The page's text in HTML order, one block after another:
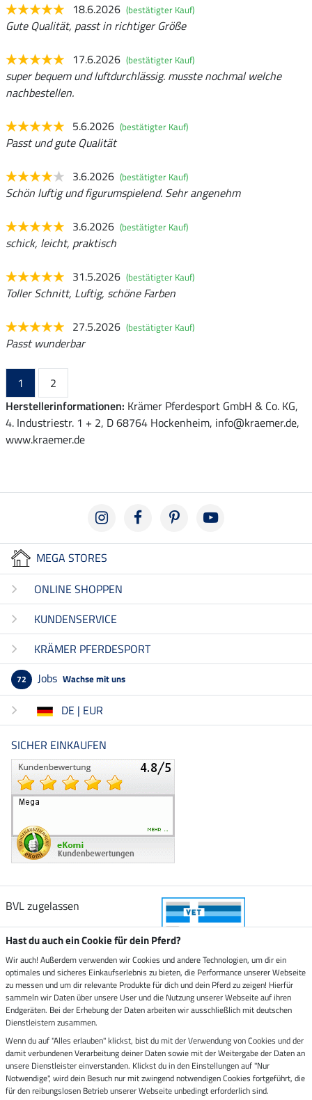
18.6.2026 (bestätigter Kauf)
Gute Qualität, passt in richtiger Größe
17.6.2026 (bestätigter Kauf)
super bequem und luftdurchlässig. musste nochmal welche
nachbestellen.
5.6.2026 (bestätigter Kauf)
Passt und gute Qualität
3.6.2026 (bestätigter Kauf)
Schön luftig und figurumspielend. Sehr angenehm
3.6.2026 (bestätigter Kauf)
schick, leicht, praktisch
31.5.2026 (bestätigter Kauf)
Toller Schnitt, Luftig, schöne Farben
27.5.2026 (bestätigter Kauf)
Passt wunderbar
1
2
Herstellerinformationen: Krämer Pferdesport GmbH & Co. KG,
4. Industriestr. 1 + 2, D 68764 Hockenheim, info@kraemer.de,
www.kraemer.de
MEGA STORES
ONLINE SHOPPEN
KUNDENSERVICE
KRÄMER PFERDESPORT
72 Jobs Wachse mit uns
DE | EUR
SICHER EINKAUFEN
BVL zugelassen
Zustellung durch
Sicher bezahlen mit
Rechnung Vorkasse
Impressum
Hast du auch ein Cookie für dein Pferd?
Wir auch! Außerdem verwenden wir Cookies und andere Technologien, um dir ein
optimales und sicheres Einkaufserlebnis zu bieten, die Performance unserer Webseite
zu messen und um dir relevante Produkte für dich und dein Pferd zu zeigen! Hierfür
sammeln wir Daten über unsere User und die Nutzung unserer Webseite auf ihren
Endgeräten. Bei der Erhebung der Daten arbeiten wir ausschließlich mit deutschen
Dienstleistern zusammen.
Wenn du auf "Alles erlauben" klickst, bist du mit der Verwendung von Cookies und der
damit verbundenen Verarbeitung deiner Daten sowie mit der Weitergabe der Daten an
unsere Dienstleister einverstanden. Klickst du in den Einstellungen auf "Nur
Notwendige", wird dein Besuch nur mit zwingend notwendigen Cookies fortgeführt, die
für den reibungslosen Betrieb unserer Webseite unbedingt erforderlich sind.